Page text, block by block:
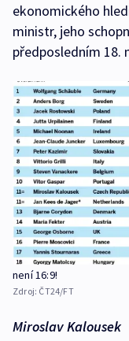
ekonomického
ministr, jeho
předposledním 18.
není 16:9!
Zdroj: ČT24/FT
Miroslav Kalousek